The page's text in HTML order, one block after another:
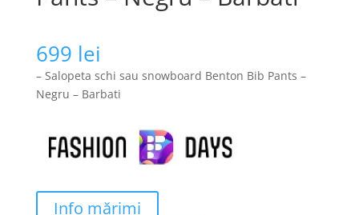
699 lei
– Salopeta schi sau snowboard Benton Bib Pants –
Negru – Barbati
Info mărimi